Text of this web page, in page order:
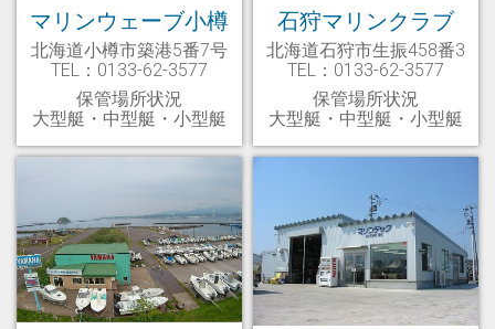
マリンウェーブ小樽
北海道小樽市築港5番7号
TEL：0133-62-3577
保管場所状況
大型艇・中型艇・小型艇
石狩マリンクラブ
北海道石狩市生振458番3
TEL：0133-62-3577
保管場所状況
大型艇・中型艇・小型艇